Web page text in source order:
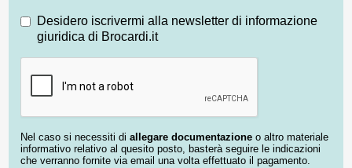
Desidero iscrivermi alla newsletter di informazione
giuridica di Brocardi.it
Nel caso si necessiti di allegare documentazione o altro materiale
informativo relativo al quesito posto, basterà seguire le indicazioni
che verranno fornite via email una volta effettuato il pagamento.